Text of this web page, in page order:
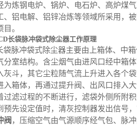
为炼钢电炉、锅炉、电石炉、高炉煤
、铝电解、铝锌冶炼等领域所采用，
。
长袋脉冲袋式除尘器工作原理
袋脉冲袋式除尘器主要由上箱体、中
分室结构。含尘烟气由进风口经中箱
灰斗，其它尘粒随气流上升进入各个
入箱体，再通过提升阀、出风口排入
过滤过程的不断进行，滤袋外侧所附
预先设定值时，清灰控制器发出信号
阀 ，压缩空气由气源顺序经气包、脉